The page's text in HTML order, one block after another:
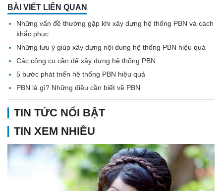
BÀI VIẾT LIÊN QUAN
Những vấn đề thường gặp khi xây dựng hệ thống PBN và cách
khắc phục
Những lưu ý giúp xây dựng nội dung hệ thống PBN hiệu quả
Các công cụ cần để xây dựng hệ thống PBN
5 bước phát triển hệ thống PBN hiệu quả
PBN là gì? Những điều cần biết về PBN
TIN TỨC NỔI BẬT
TIN XEM NHIỀU